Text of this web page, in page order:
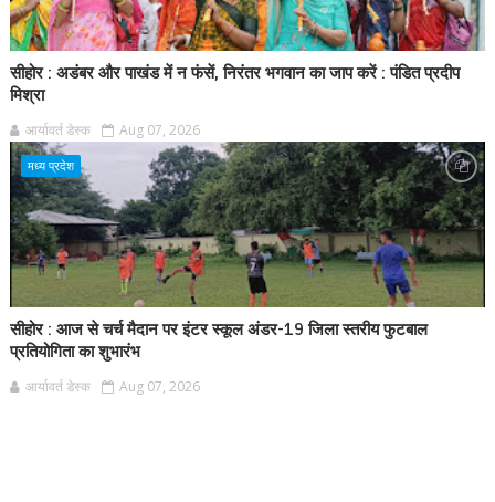
सीहोर : अडंबर और पाखंड में न फंसें, निरंतर भगवान का जाप करें : पंडित प्रदीप
मिश्रा
आर्यावर्त डेस्क Aug 07, 2026
मध्य प्रदेश
सीहोर : आज से चर्च मैदान पर इंटर स्कूल अंडर-19 जिला स्तरीय फुटबाल
प्रतियोगिता का शुभारंभ
आर्यावर्त डेस्क Aug 07, 2026